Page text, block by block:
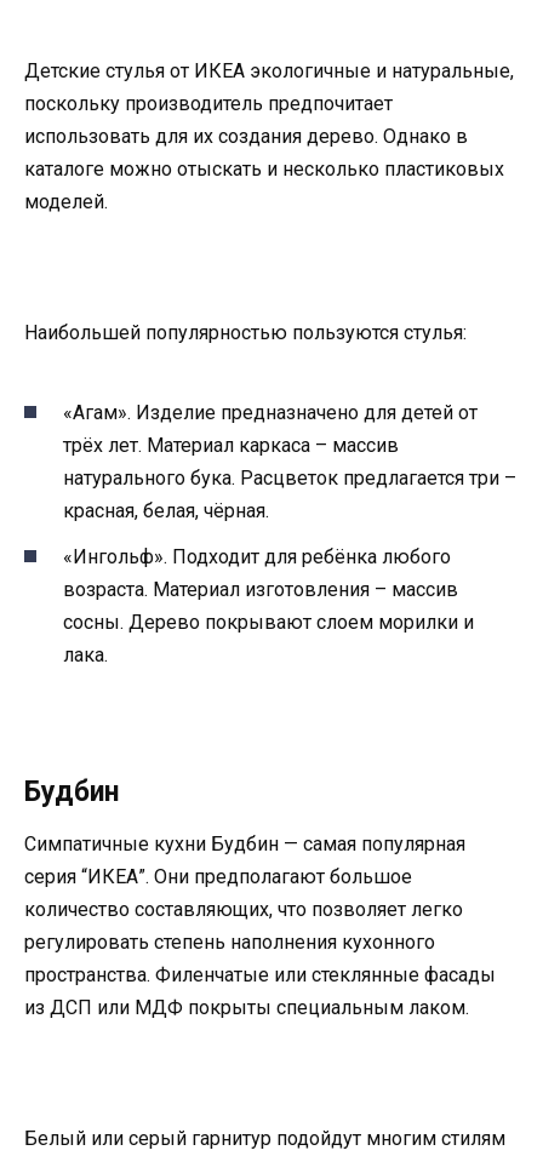
Детские стулья от ИКЕА экологичные и натуральные,
поскольку производитель предпочитает
использовать для их создания дерево. Однако в
каталоге можно отыскать и несколько пластиковых
моделей.
Наибольшей популярностью пользуются стулья:
«Агам». Изделие предназначено для детей от
трёх лет. Материал каркаса – массив
натурального бука. Расцветок предлагается три –
красная, белая, чёрная.
«Ингольф». Подходит для ребёнка любого
возраста. Материал изготовления – массив
сосны. Дерево покрывают слоем морилки и
лака.
Будбин
Симпатичные кухни Будбин — самая популярная
серия “ИКЕА”. Они предполагают большое
количество составляющих, что позволяет легко
регулировать степень наполнения кухонного
пространства. Филенчатые или стеклянные фасады
из ДСП или МДФ покрыты специальным лаком.
Белый или серый гарнитур подойдут многим стилям